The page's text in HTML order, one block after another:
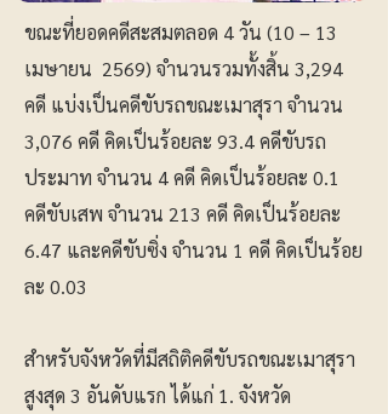
ขณะที่ยอดคดีสะสมตลอด 4 วัน (10 – 13
เมษายน 2569) จำนวนรวมทั้งสิ้น 3,294
คดี แบ่งเป็นคดีขับรถขณะเมาสุรา จำนวน
3,076 คดี คิดเป็นร้อยละ 93.4 คดีขับรถ
ประมาท จำนวน 4 คดี คิดเป็นร้อยละ 0.1
คดีขับเสพ จำนวน 213 คดี คิดเป็นร้อยละ
6.47 และคดีขับซิ่ง จำนวน 1 คดี คิดเป็นร้อย
ละ 0.03
สำหรับจังหวัดที่มีสถิติคดีขับรถขณะเมาสุรา
สูงสุด 3 อันดับแรก ได้แก่ 1. จังหวัด